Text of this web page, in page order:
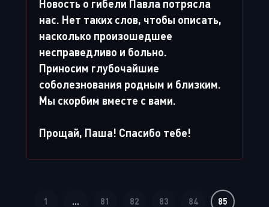
Новость о гибели Павла потрясла
нас. Нет таких слов, чтобы описать,
насколько произошедшее
несправедливо и больно.
Приносим глубочайшие
соболезнования родным и близким.
Мы скорбим вместе с вами.
Прощай, Паша! Спасибо тебе!
1 ... 81 82 83 84 85